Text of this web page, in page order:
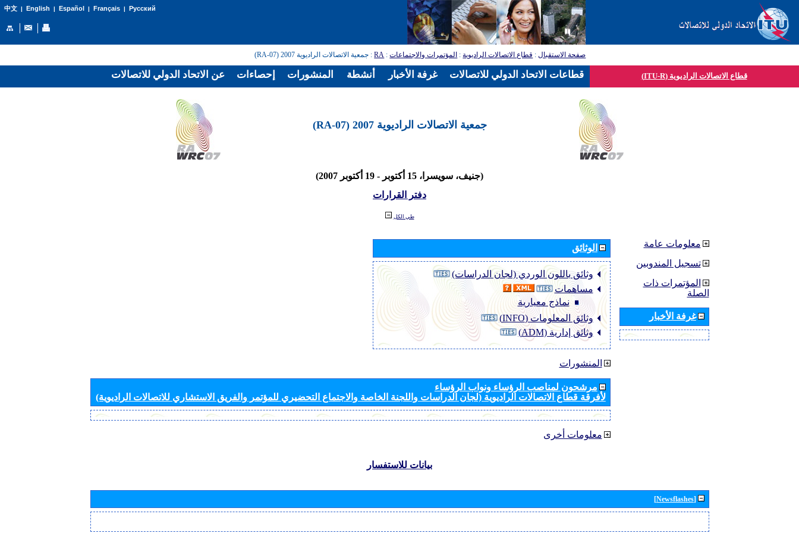
中文| English | Español | Français| Русский
صفحة الاستقبال: قطاع الاتصالات الراديوية: المؤتمرات والاجتماعات:
RA: جمعية الاتصالات الراديوية 2007 (RA-07)
قطاع الاتصالات الراديوية (ITU-R)
جمعية الاتصالات الراديوية 2007 (RA-07)
(جنيف، سويسرا، 15 أكتوبر - 19 أكتوبر 2007)
دفتر القرارات
طي الكل
الوثائق
وثائق باللون الوردي (لجان الدراسات)
مساهمات
نماذج معيارية
وثائق المعلومات (INFO)
وثائق إدارية (ADM)
المنشورات
مرشحون لمناصب الرؤساء ونواب الرؤساء
لأفرقة قطاع الاتصالات الراديوية (لجان الدراسات واللجنة الخاصة والاجتماع التحضيري للمؤتمر والفريق الاستشاري للاتصالات الراديوية)
معلومات أخرى
معلومات عامة
تسجيل المندوبين
المؤتمرات ذات
الصلة
غرفة الأخبار
بيانات للاستفسار
[Newsflashes]
عن الاتحاد الدولي للاتصالات إحصاءات المنشورات أنشطة غرفة الأخبار قطاعات الاتحاد الدولي للاتصالات